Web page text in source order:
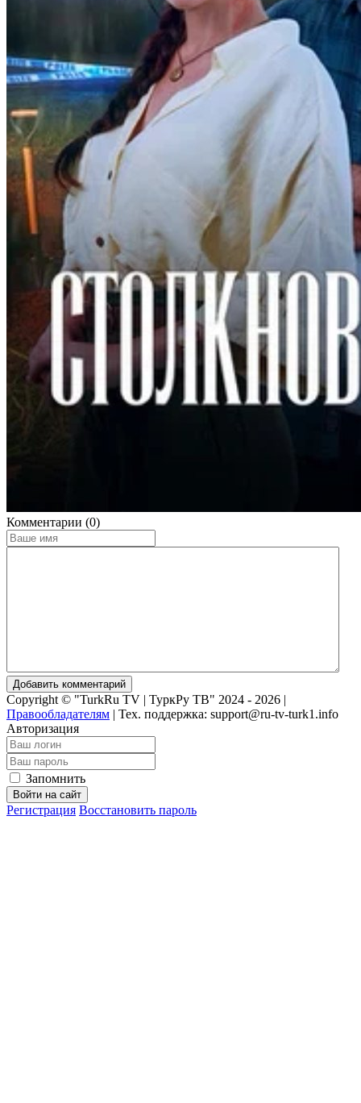
Комментарии (0)
Добавить комментарий
Copyright © "TurkRu TV | ТуркРу ТВ" 2024 - 2026 |
Правообладателям | Тех. поддержка: support@ru-tv-turk1.info
Авторизация
Запомнить
Войти на сайт
Регистрация Восстановить пароль